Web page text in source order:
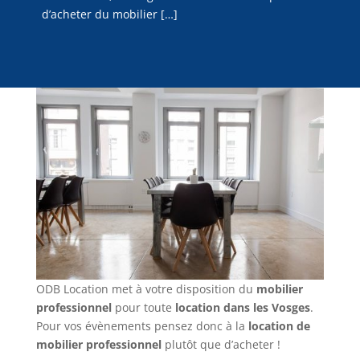
d’acheter du mobilier […]
ODB Location met à votre disposition du mobilier
professionnelpour toute location dans les Vosges.
Pour vos évènements pensez donc à la location de
mobilier professionnelplutôt que d’acheter !